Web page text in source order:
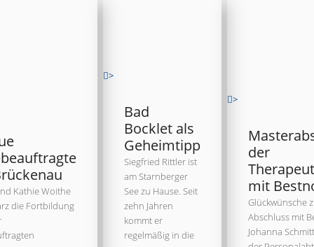
Kathie Woithe
die Fortbildung
>
Bad
Bocklet als
Geheimtipp
Siegfried Rittler ist
am Starnberger
See zu Hause. Seit
zehn Jahren
kommt er
regelmäßig in die
>
der
mit
Glückwünsche
Abschluss mit
Johanna